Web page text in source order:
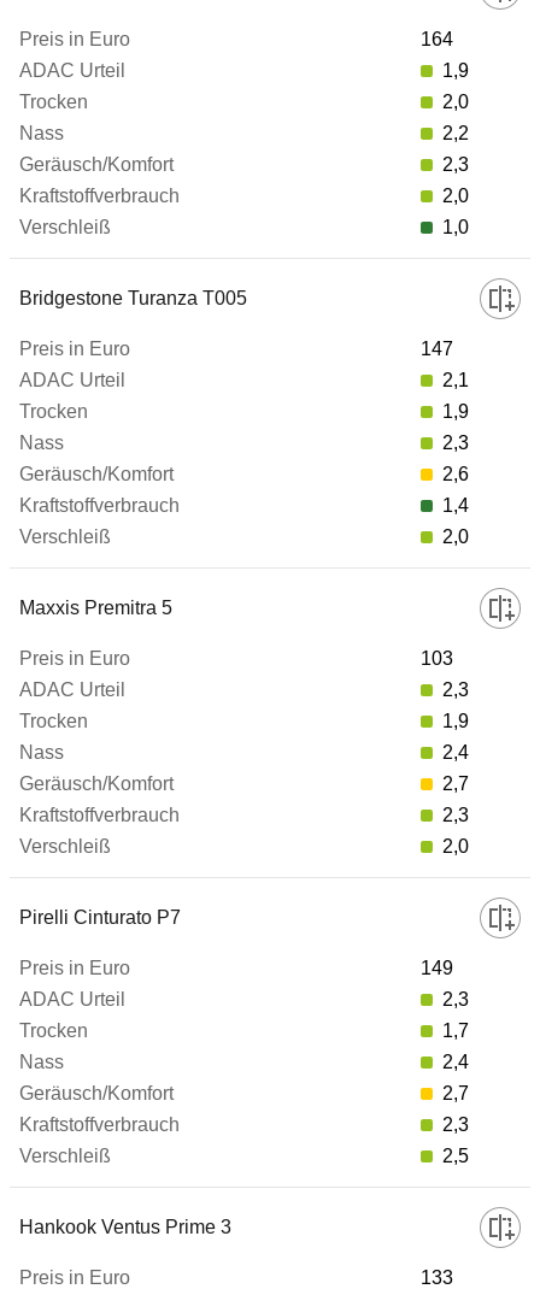
Preis in Euro
ADAC Urteil
Trocken
Nass
Geräusch/Komfort
Kraftstoffverbrauch
Verschleiß
zum Vergleich hinzufügen
164
1,9
2,0
2,2
2,3
2,0
1,0
Bridgestone Turanza T005
147
2,1
1,9
2,3
2,6
1,4
2,0
Maxxis Premitra 5
103
2,3
1,9
2,4
2,7
2,3
2,0
Pirelli Cinturato P7
149
2,3
1,7
2,4
2,7
2,3
2,5
Hankook Ventus Prime 3
133